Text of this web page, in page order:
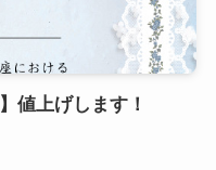
値上げします！